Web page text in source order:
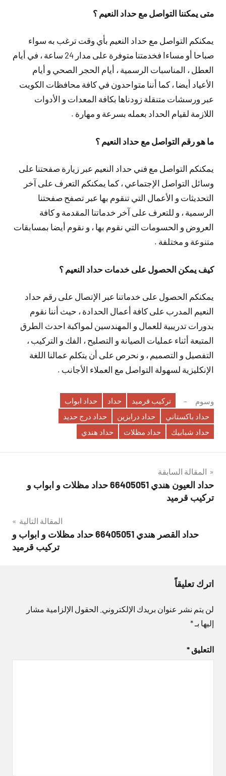
متى يمكننا التواصل مع حداد النعيم ؟
يمكنكم التواصل مع حداد النعيم بأي وقت ترغب به سواء
صباحا أو مساءا فخدمتنا متوفرة على مدار 24 ساعة ، في أيام
العطل ، المناسبات الرسمية ، أيام الحجر الصحي و أيام
الأعياد أيضا ، كما أننا متواحدون في كافة محافظات الكويت
عبر ورسشات متنقلة زودناها بكافة المعدات و الأدوات
اللازمة لقيام الحداد بعمله بسرعة و مهارة .
ما هو رقم التواصل مع حداد النعيم ؟
يمكنكم التواصل مع فني حداد النعيم عبر زيارة صفحتنا على
وسائل التواصل الإجتماعي ، كما يمكنكم التعرف على آخر
التحديثات و الأعمال التي تنقوم بها عبر تصفح صفحتنا
الرسمية ، و للتعرف على آخر خدماتنا المقدمة و كافة
العروض و الحسومات التي نقوم بها ، و نقوم أيضا بمسابقات
متنوعة و مختلفة .
كيف يمكن الحصول على خدمات حداد النعيم ؟
يمكنكم الحصول على خدماتنا عبر الإتصال على رقم حداد
النعيم المدرب على كافة أعمال الحدادة ، حيث أننا نقوم
بدورات تدريبية للعمال و المهندسين لمواكبة احدث الطرق
المتبعة أثناء عمليات الصيانة و التصليح ، الفك و التركيب ،
التفصيل و التصميم ، و نحرص على أن يتكلم عمالنا اللغة
الإنكليزية لسهولة التواصل مع العملاء الأجانب .
وسوم تركيب قرميد حداد
حداد ابواب
حداد باكستاني
حداد درابزين
حداد درج حديد
حداد شبابيك
حداد مظلات حداد هندي
تصفّح
المقالات
المقالة السابقة
حداد العيون هندي 66405051 حداد مظلات و ابواب و
تركيب قرميد
المقالة التالية
حداد القصر هندي 66405051 حداد مظلات و ابواب و
تركيب قرميد
اترك تعليقاً
لن يتم نشر عنوان بريدك الإلكتروني. الحقول الإلزامية مشار
إليها بـ*
التعليق *